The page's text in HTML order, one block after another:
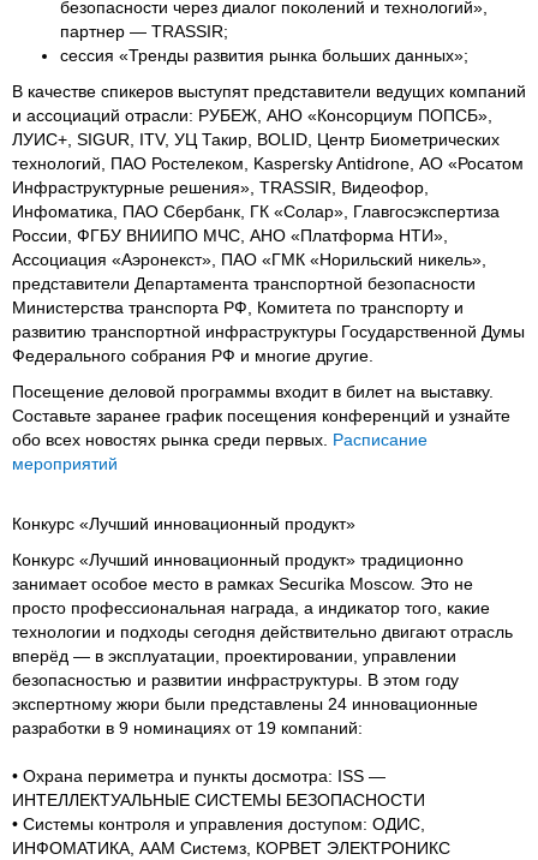
безопасности через диалог поколений и технологий»,
партнер — TRASSIR;
сессия «Тренды развития рынка больших данных»;
В качестве спикеров выступят представители ведущих компаний
и ассоциаций отрасли: РУБЕЖ, АНО «Консорциум ПОПСБ»,
ЛУИС+, SIGUR, ITV, УЦ Такир, BOLID, Центр Биометрических
технологий, ПАО Ростелеком, Kaspersky Antidrone, АО «Росатом
Инфраструктурные решения», TRASSIR, Видеофор,
Инфоматика, ПАО Сбербанк, ГК «Солар», Главгосэкспертиза
России, ФГБУ ВНИИПО МЧС, АНО «Платформа НТИ»,
Ассоциация «Аэронекст», ПАО «ГМК «Норильский никель»,
представители Департамента транспортной безопасности
Министерства транспорта РФ, Комитета по транспорту и
развитию транспортной инфраструктуры Государственной Думы
Федерального собрания РФ и многие другие.
Посещение деловой программы входит в билет на выставку.
Составьте заранее график посещения конференций и узнайте
обо всех новостях рынка среди первых. Расписание
мероприятий
Конкурс «Лучший инновационный продукт»
Конкурс «Лучший инновационный продукт» традиционно
занимает особое место в рамках Securika Moscow. Это не
просто профессиональная награда, а индикатор того, какие
технологии и подходы сегодня действительно двигают отрасль
вперёд — в эксплуатации, проектировании, управлении
безопасностью и развитии инфраструктуры. В этом году
экспертному жюри были представлены 24 инновационные
разработки в 9 номинациях от 19 компаний:
• Охрана периметра и пункты досмотра: ISS —
ИНТЕЛЛЕКТУАЛЬНЫЕ СИСТЕМЫ БЕЗОПАСНОСТИ
• Системы контроля и управления доступом: ОДИС,
ИНФОМАТИКА, ААМ Системз, КОРВЕТ ЭЛЕКТРОНИКС